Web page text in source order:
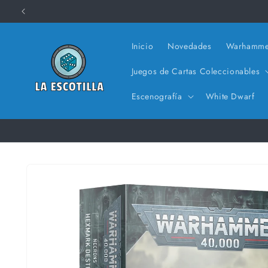
directamente
al contenido
Inicio Novedades
Juegos de Cartas Coleccionables
Escenografía White Dwarf
información
del producto